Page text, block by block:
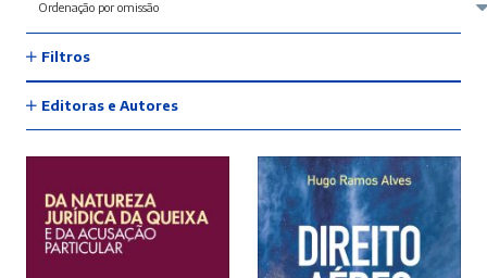
Filtros
Editoras e Autores